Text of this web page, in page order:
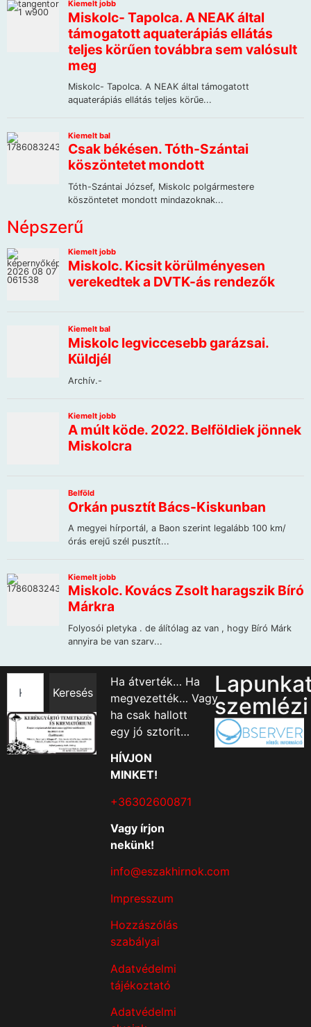
Népszerű
Keresés
Ha átverték… Ha
megvezették… Vagy
ha csak hallott
egy jó sztorit…
HÍVJON
MINKET!
+36302600871
Vagy írjon
nekünk!
info@eszakhirnok.com
Impresszum
Hozzászólás
szabályai
Adatvédelmi
tájékoztató
Adatvédelmi
szemlézi